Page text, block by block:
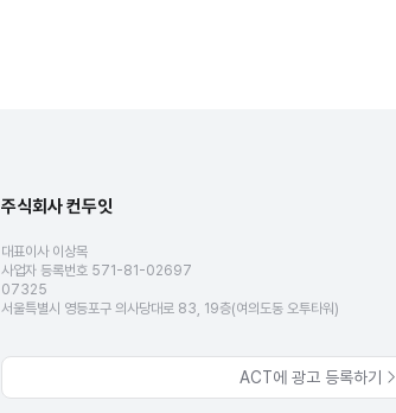
주식회사 컨두잇
대표이사 이상목
사업자 등록번호 571-81-02697
07325
서울특별시 영등포구 의사당대로 83, 19층(여의도동 오투타워)
ACT에 광고 등록하기